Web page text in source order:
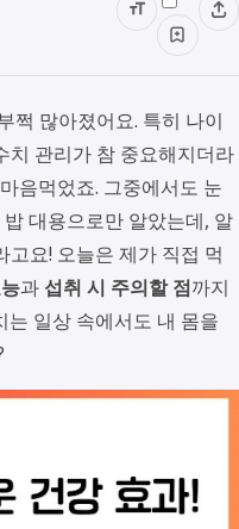
쩍 많아졌어요. 특히 나이
치 관리가 참 중요해지더라
음먹었죠. 그중에서도 눈
대용으로만 알았는데, 알
요! 오늘은 제가 직접 먹
과 섭취 시 주의할 점까지
는 일상 속에서도 내 몸을